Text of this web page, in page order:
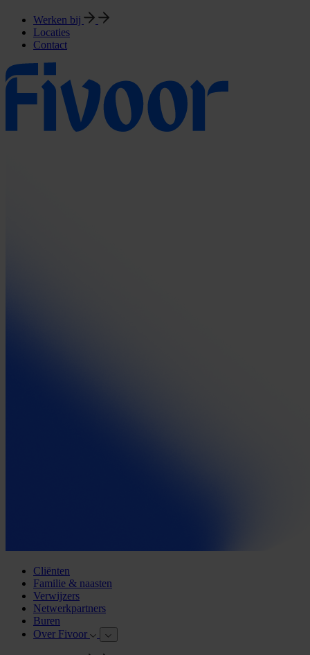
Werken bij
Locaties
Contact
Cliënten
Familie & naasten
Verwijzers
Netwerkpartners
Buren
Over Fivoor